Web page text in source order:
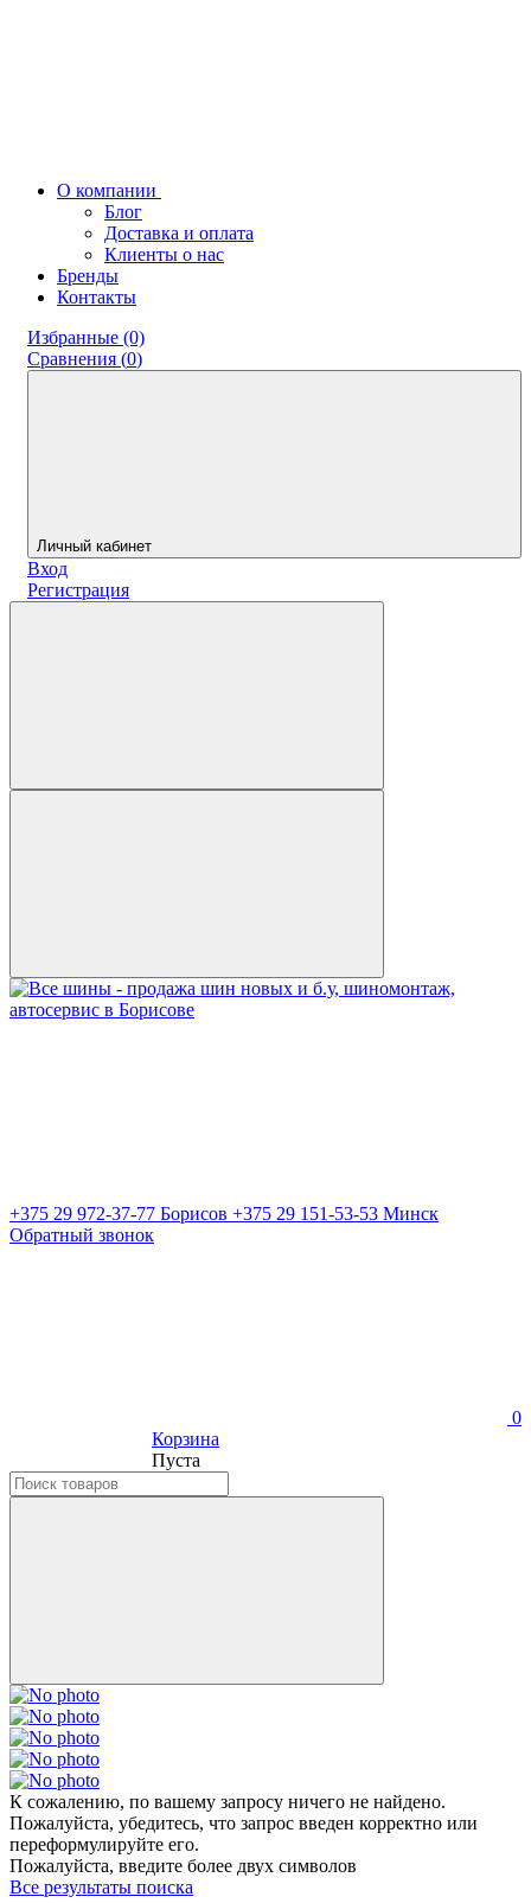
О компании
Блог
Доставка и оплата
Клиенты о нас
Бренды
Контакты
Избранные (0)
Сравнения (0)
Личный кабинет
Вход
Регистрация
+375 29 972-37-77 Борисов +375 29 151-53-53 Минск
Обратный звонок
0
Корзина
Пуста
К сожалению, по вашему запросу ничего не найдено.
Пожалуйста, убедитесь, что запрос введен корректно или
переформулируйте его.
Пожалуйста, введите более двух символов
Все результаты поиска